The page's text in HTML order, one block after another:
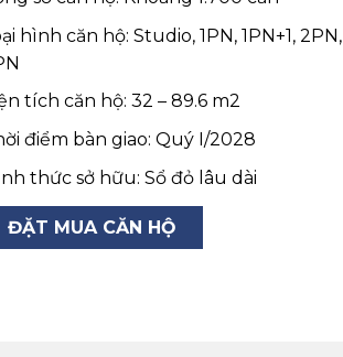
hình căn hộ: Studio, 1PN, 1PN+1, 2PN,
tích căn hộ: 32 – 89.6 m2
điểm bàn giao: Quý I/2028
thức sở hữu: Sổ đỏ lâu dài
ĐẶT MUA CĂN HỘ